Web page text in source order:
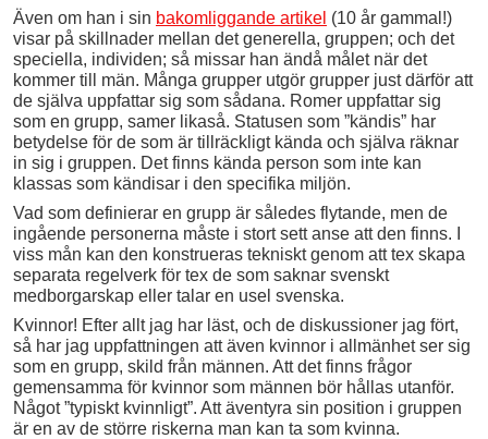
Även om han i sin bakomliggande artikel (10 år gammal!)
visar på skillnader mellan det generella, gruppen; och det
speciella, individen; så missar han ändå målet när det
kommer till män. Många grupper utgör grupper just därför att
de själva uppfattar sig som sådana. Romer uppfattar sig
som en grupp, samer likaså. Statusen som ”kändis” har
betydelse för de som är tillräckligt kända och själva räknar
in sig i gruppen. Det finns kända person som inte kan
klassas som kändisar i den specifika miljön.
Vad som definierar en grupp är således flytande, men de
ingående personerna måste i stort sett anse att den finns. I
viss mån kan den konstrueras tekniskt genom att tex skapa
separata regelverk för tex de som saknar svenskt
medborgarskap eller talar en usel svenska.
Kvinnor! Efter allt jag har läst, och de diskussioner jag fört,
så har jag uppfattningen att även kvinnor i allmänhet ser sig
som en grupp, skild från männen. Att det finns frågor
gemensamma för kvinnor som männen bör hållas utanför.
Något ”typiskt kvinnligt”. Att äventyra sin position i gruppen
är en av de större riskerna man kan ta som kvinna.